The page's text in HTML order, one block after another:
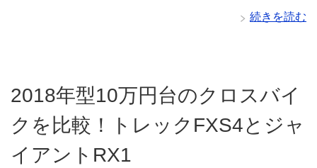
続きを読む
2018年型10万円台のクロスバイ
クを比較！トレックFXS4とジャ
イアントRX1